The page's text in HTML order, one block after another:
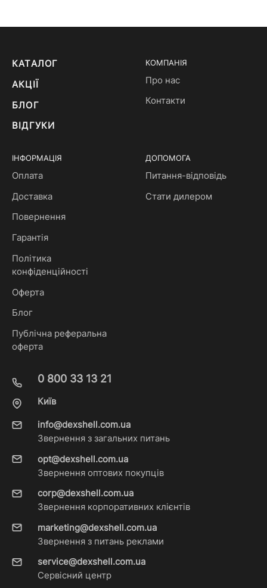
КАТАЛОГ
АКЦІЇ
БЛОГ
ВІДГУКИ
КОМПАНІЯ
Про нас
Контакти
ІНФОРМАЦІЯ
Оплата
Доставка
Повернення
Гарантія
Політика
конфіденційності
Оферта
Блог
Публічна реферальна
оферта
ДОПОМОГА
Питання-відповідь
Стати дилером
0 800 33 13 21
Київ
info@dexshell.com.ua
Звернення з загальних питань
opt@dexshell.com.ua
Звернення оптових покупців
corp@dexshell.com.ua
Звернення корпоративних клієнтів
marketing@dexshell.com.ua
Звернення з питань реклами
service@dexshell.com.ua
Сервісний центр